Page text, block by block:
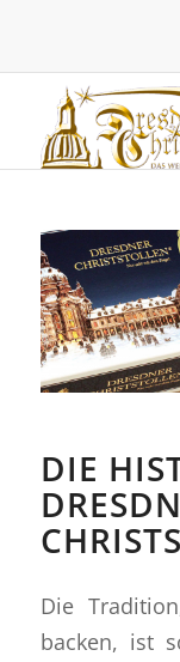
DIE
Die
backen, ist